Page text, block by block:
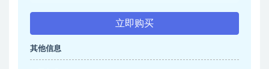
立即购买
其他信息